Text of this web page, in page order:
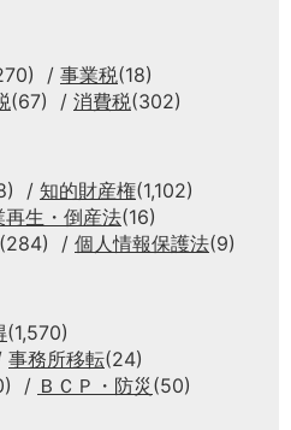
事業税(18)
(67) 消費税(302)
知的財産権(1,102)
再生・倒産法(16)
(284) 個人情報保護法(9)
(1,570)
事務所移転(24)
ＢＣＰ・防災 (50)